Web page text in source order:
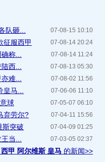
07-08-15 10:10
队砸...
07-08-14 20:24
征服西甲
07-08-14 11:24
称...
07-08-13 05:30
西...
07-08-02 11:56
难...
07-06-06 11:10
马...
07-05-07 06:10
球
07-04-11 15:56
弃劳尔?
07-04-09 01:25
斯突破
07-03-05 02:37
当...
西甲 阿尔维斯 皇马 的新闻>>